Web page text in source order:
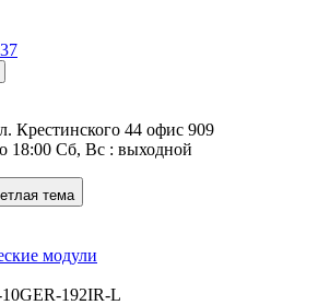
Крестинского 44 офис 909
18:00 Сб, Вс : выходной
тема
модули
192IR-L